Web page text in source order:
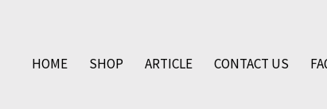
HOME SHOP ARTICLE CONTACT US